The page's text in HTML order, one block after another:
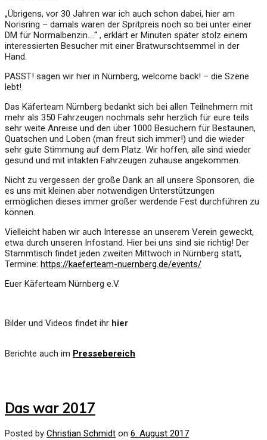
„Übrigens, vor 30 Jahren war ich auch schon dabei, hier am
Norisring – damals waren der Spritpreis noch so bei unter einer
DM für Normalbenzin….“ , erklärt er Minuten später stolz einem
interessierten Besucher mit einer Bratwurschtsemmel in der
Hand.
PASST! sagen wir hier in Nürnberg, welcome back! – die Szene
lebt!
Das Käferteam Nürnberg bedankt sich bei allen Teilnehmern mit
mehr als 350 Fahrzeugen nochmals sehr herzlich für eure teils
sehr weite Anreise und den über 1000 Besuchern für Bestaunen,
Quatschen und Loben (man freut sich immer!) und die wieder
sehr gute Stimmung auf dem Platz. Wir hoffen, alle sind wieder
gesund und mit intakten Fahrzeugen zuhause angekommen.
Nicht zu vergessen der große Dank an all unsere Sponsoren, die
es uns mit kleinen aber notwendigen Unterstützungen
ermöglichen dieses immer größer werdende Fest durchführen zu
können.
Vielleicht haben wir auch Interesse an unserem Verein geweckt,
etwa durch unseren Infostand. Hier bei uns sind sie richtig! Der
Stammtisch findet jeden zweiten Mittwoch in Nürnberg statt,
Termine: https://kaeferteam-nuernberg.de/events/
Euer Käferteam Nürnberg e.V.
Bilder und Videos findet ihr hier
Berichte auch im Pressebereich
Das war 2017
Posted by Christian Schmidt on 6. August 2017